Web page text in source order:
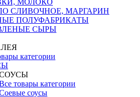
МОЛОКО
СЛИВОЧНОЕ, МАРГАРИН
ПОЛУФАБРИКАТЫ
СЫРЫ
категории
товары категории
соусы